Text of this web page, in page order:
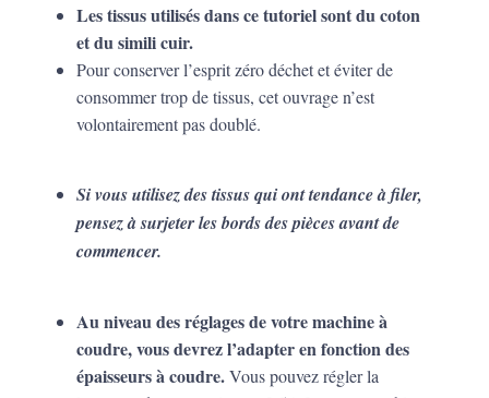
Les tissus utilisés dans ce tutorielsont du coton
et du simili cuir.
Pour conserver l’esprit zéro déchet et éviter de
consommer trop de tissus, cet ouvrage n’est
volontairement pas doublé.
Si vous utilisez des tissus qui ont tendance à filer,
pensez à surjeter les bords des pièces avant de
commencer.
Au niveau des réglages de votre machine à
coudre, vous devrez l’adapter en fonction des
épaisseurs à coudre.Vous pouvez régler la